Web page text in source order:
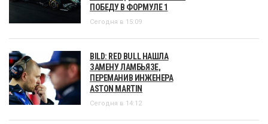
ПОБЕДУ В ФОРМУЛЕ 1
Сегодня в 15:09
BILD: RED BULL НАШЛА
ЗАМЕНУ ЛАМБЬЯЗЕ,
ПЕРЕМАНИВ ИНЖЕНЕРА
ASTON MARTIN
Сегодня в 14:12